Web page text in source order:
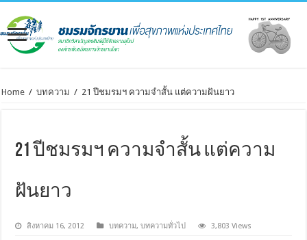
Home / บทความ / 21 ปีชมรมฯ ความจำสั้น แต่ความฝันยาว
21 ปีชมรมฯ ความจำสั้น แต่ความ
ฝันยาว
สิงหาคม 16, 2012 บทความ,บทความทั่วไป 3,803 Views